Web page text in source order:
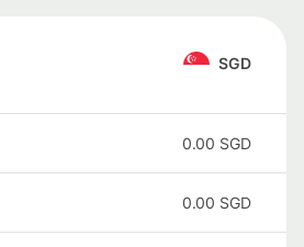
SGD
0.00 SGD
0.00 SGD